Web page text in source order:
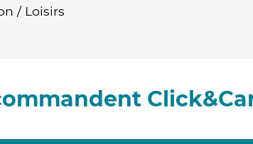
/ Loisirs